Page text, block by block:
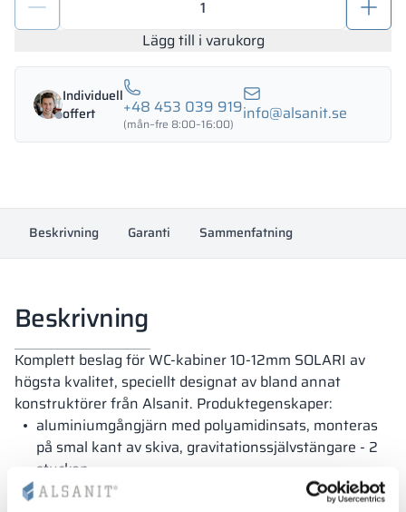
10-
12mm
SOLARI
Lägg till i varukorg
Individuell
offert
+48 453 039 919
(mån–fre 8:00–16:00) info@alsanit.se
Beskrivning Garanti Sammenfatning
Beskrivning
Komplett beslag för WC-kabiner 10-12mm SOLARI av
högsta kvalitet, speciellt designat av bland annat
konstruktörer från Alsanit. Produktegenskaper:
aluminiumgångjärn med polyamidinsats, monteras
på smal kant av skiva, gravitationssjälvstängare - 2
stycken
aluminiumfot, justerbart reglerområde +/- 20 mm - 2